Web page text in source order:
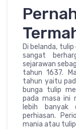
Di belanda,
sangat
sejarawan
tahun 1637.
tahun yaitu
bunga tulip
pada masa ini
lebih banyak
perhiasan.
mania atau